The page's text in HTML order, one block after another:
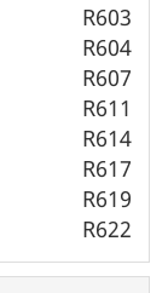
R603
R604
R607
R611
R614
R617
R619
R622